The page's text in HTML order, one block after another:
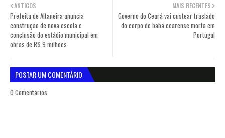
MAIS RECENTES
Governo do Ceará vai custear traslado
do corpo de babá cearense morta em
Portugal
ANTIGOS
Prefeita de Altaneira anuncia
construção de nova escola e
conclusão do estádio municipal em
obras de R$ 9 milhões
POSTAR UM COMENTÁRIO
0 Comentários